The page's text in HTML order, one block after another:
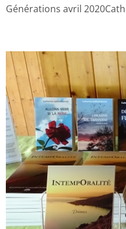
Générations avril